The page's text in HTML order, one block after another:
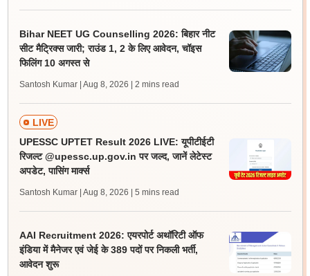
Bihar NEET UG Counselling 2026: बिहार नीट
सीट मैट्रिक्स जारी; राउंड 1, 2 के लिए आवेदन, चॉइस
फिलिंग 10 अगस्त से
Santosh Kumar | Aug 8, 2026 | 2 mins read
LIVE
UPESSC UPTET Result 2026 LIVE: यूपीटीईटी
रिजल्ट @upessc.up.gov.in पर जल्द, जानें लेटेस्ट
अपडेट, पासिंग मार्क्स
Santosh Kumar | Aug 8, 2026 | 5 mins read
AAI Recruitment 2026: एयरपोर्ट अथॉरिटी ऑफ
इंडिया में मैनेजर एवं जेई के 389 पदों पर निकली भर्ती,
आवेदन शुरू